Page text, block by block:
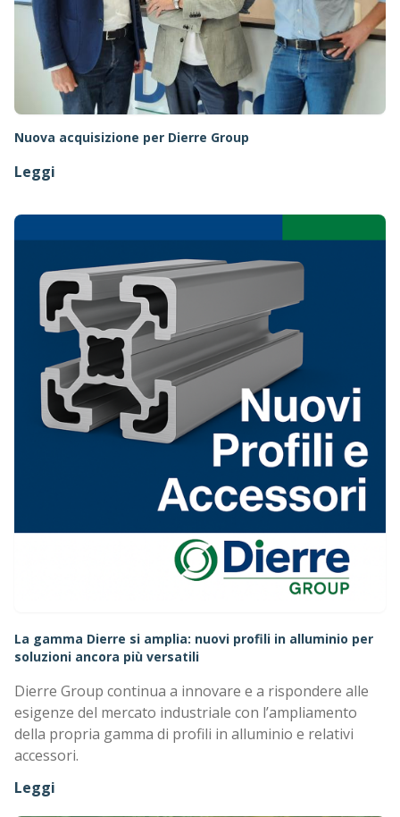
Nuova acquisizione per Dierre Group
Leggi
La gamma Dierre si amplia: nuovi profili in alluminio per
soluzioni ancora più versatili
Dierre Group continua a innovare e a rispondere alle
esigenze del mercato industriale con l’ampliamento
della propria gamma di profili in alluminio e relativi
accessori.
Leggi